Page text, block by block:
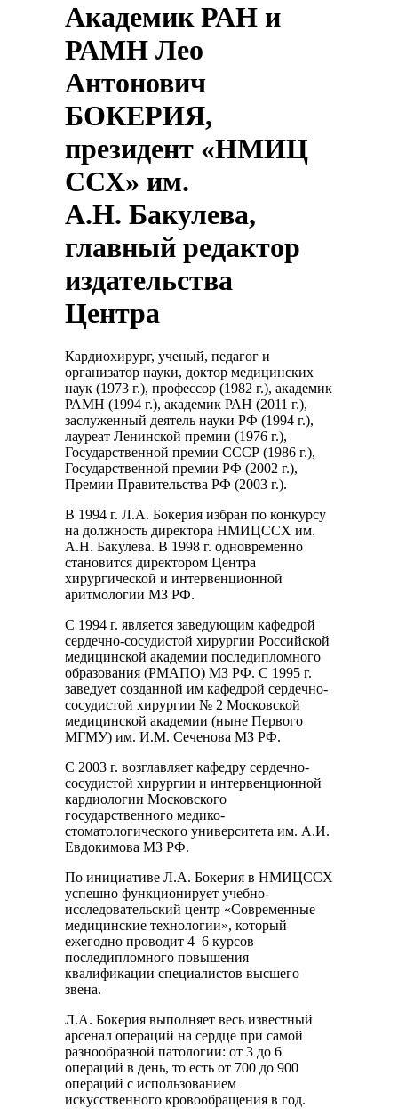
Академик РАН и
РАМН Лео
Антонович
БОКЕРИЯ,
президент «НМИЦ
ССХ» им.
А.Н. Бакулева,
главный редактор
издательства
Центра
Кардиохирург, ученый, педагог и
организатор науки, доктор медицинских
наук (1973 г.), профессор (1982 г.), академик
РАМН (1994 г.), академик РАН (2011 г.),
заслуженный деятель науки РФ (1994 г.),
лауреат Ленинской премии (1976 г.),
Государственной премии СССР (1986 г.),
Государственной премии РФ (2002 г.),
Премии Правительства РФ (2003 г.).
В 1994 г. Л.А. Бокерия избран по конкурсу
на должность директора НМИЦССХ им.
А.Н. Бакулева. В 1998 г. одновременно
становится директором Центра
хирургической и интервенционной
аритмологии МЗ РФ.
С 1994 г. является заведующим кафедрой
сердечно-сосудистой хирургии Российской
медицинской академии последипломного
образования (РМАПО) МЗ РФ. С 1995 г.
заведует созданной им кафедрой сердечно-
сосудистой хирургии № 2 Московской
медицинской академии (ныне Первого
МГМУ) им. И.М. Сеченова МЗ РФ.
С 2003 г. возглавляет кафедру сердечно-
сосудистой хирургии и интервенционной
кардиологии Московского
государственного медико-
стоматологического университета им. А.И.
Евдокимова МЗ РФ.
По инициативе Л.А. Бокерия в НМИЦССХ
успешно функционирует учебно-
исследовательский центр «Современные
медицинские технологии», который
ежегодно проводит 4–6 курсов
последипломного повышения
квалификации специалистов высшего
звена.
Л.А. Бокерия выполняет весь известный
арсенал операций на сердце при самой
разнообразной патологии: от 3 до 6
операций в день, то есть от 700 до 900
операций с использованием
искусственного кровообращения в год.